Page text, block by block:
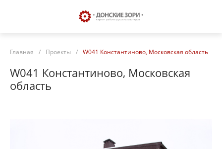
Главная / Проекты / W041 Константиново, Московская область
W041 Константиново, Московская
область